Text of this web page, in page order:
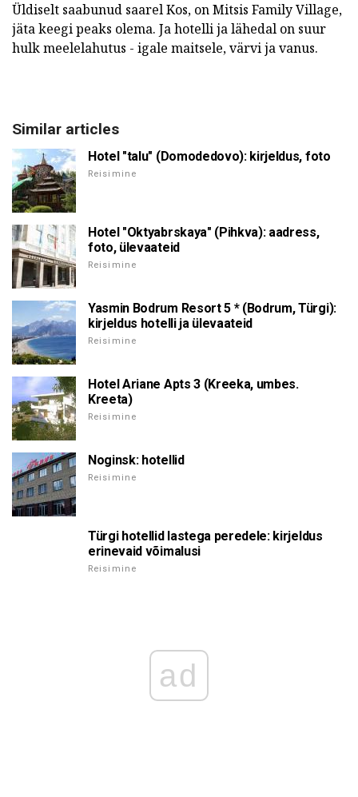
Üldiselt saabunud saarel Kos, on Mitsis Family Village,
jäta keegi peaks olema. Ja hotelli ja lähedal on suur
hulk meelelahutus - igale maitsele, värvi ja vanus.
Similar articles
Hotel "talu" (Domodedovo): kirjeldus, foto
Reisimine
Hotel "Oktyabrskaya" (Pihkva): aadress,
foto, ülevaateid
Reisimine
Yasmin Bodrum Resort 5 * (Bodrum, Türgi):
kirjeldus hotelli ja ülevaateid
Reisimine
Hotel Ariane Apts 3 (Kreeka, umbes.
Kreeta)
Reisimine
Noginsk: hotellid
Reisimine
Türgi hotellid lastega peredele: kirjeldus
erinevaid võimalusi
Reisimine
ad